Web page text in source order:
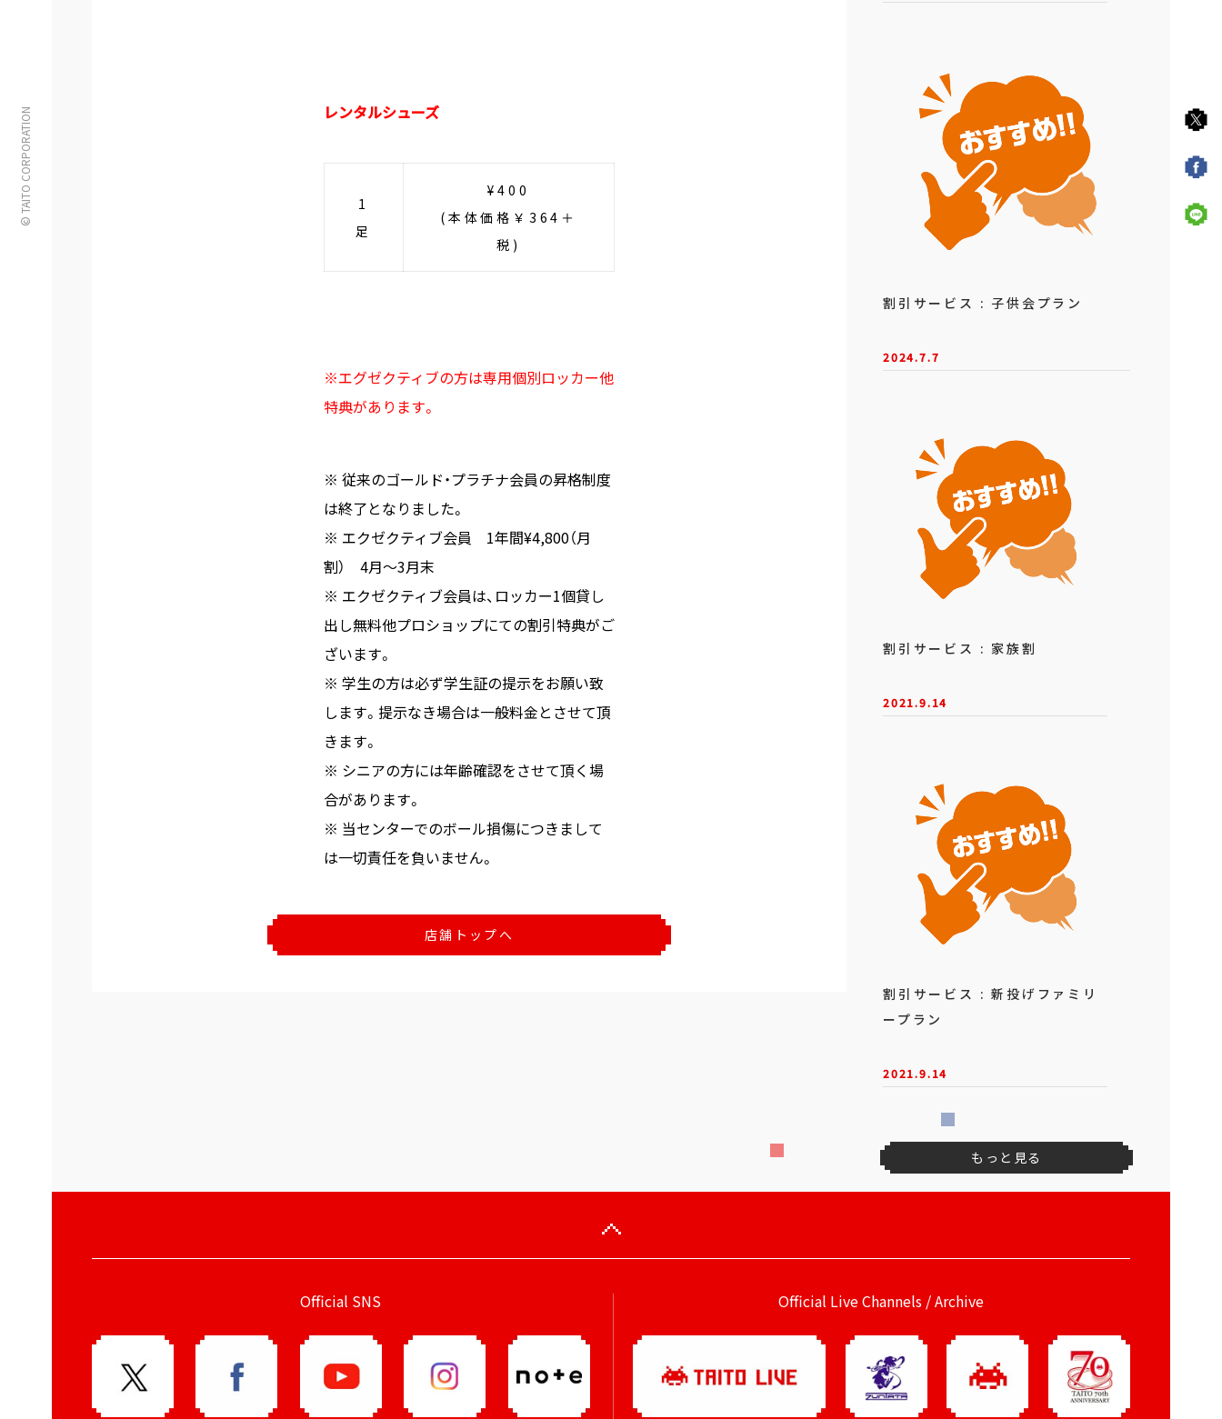
© TAITO CORPORATION レンタルシューズ
1
足
¥400
(本体価格￥364＋
税)
※エグゼクティブの方は専用個別ロッカー他
特典があります。
※ 従来のゴールド・プラチナ会員の昇格制度
は終了となりました。
※ エクゼクティブ会員 1年間¥4,800（月
割） 4月～3月末
※ エクゼクティブ会員は、ロッカー1個貸し
出し無料他プロショップにての割引特典がご
ざいます。
※ 学生の方は必ず学生証の提示をお願い致
します。提示なき場合は一般料金とさせて頂
きます。
※ シニアの方には年齢確認をさせて頂く場
合があります。
※ 当センターでのボール損傷につきまして
は一切責任を負いません。
店舗トップへ
割引サービス : 子供会プラン
2024.7.7
割引サービス : 家族割
2021.9.14
割引サービス : 新投げファミリ
ープラン
2021.9.14
もっと見る
Official SNS Official Live Channels / Archive